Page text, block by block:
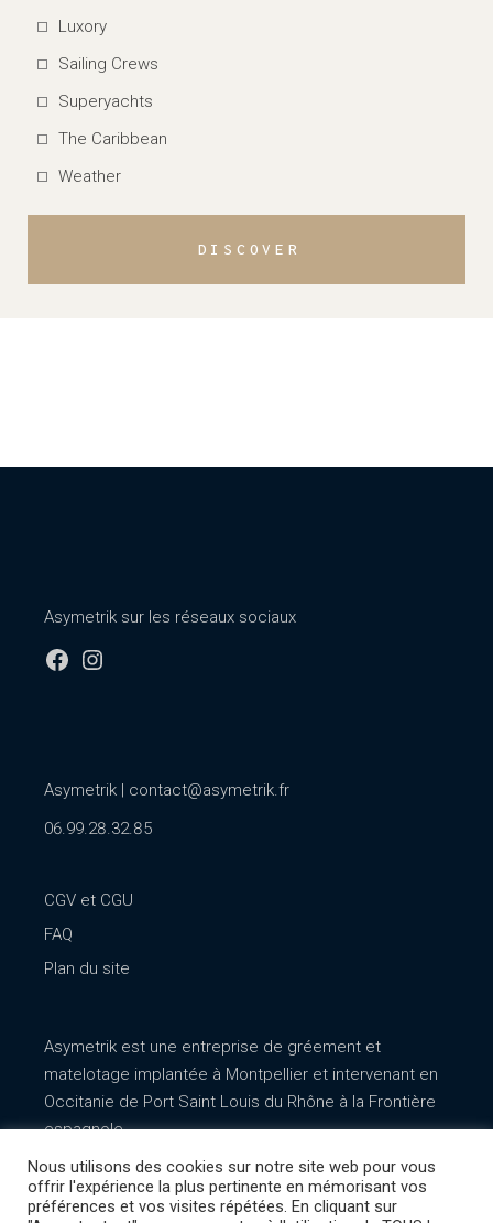
Luxory
Sailing Crews
Superyachts
The Caribbean
Weather
DISCOVER
Asymetrik sur les réseaux sociaux
Facebook
Instagram
Asymetrik | contact@asymetrik.fr
06.99.28.32.85
CGV et CGU
FAQ
Plan du site
Asymetrik est une entreprise de gréement et
matelotage implantée à Montpellier et intervenant en
Occitanie de Port Saint Louis du Rhône à la Frontière
espagnole. .
Nous utilisons des cookies sur notre site web pour vous
offrir l'expérience la plus pertinente en mémorisant vos
préférences et vos visites répétées. En cliquant sur